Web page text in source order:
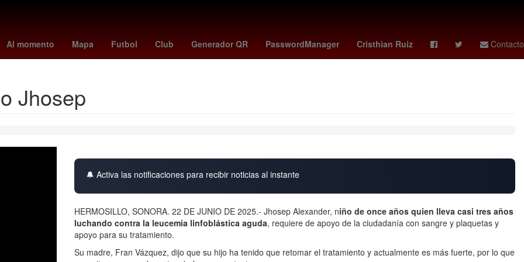
Al momento Mapa Futbol Club Generador QR PasswordManager Cristhian Ruiz Contacto
Nobel de la Paz 2018 China metroid prime 4 masterchef en vivo México Claudia Sheinbaum Pardo Chihuahua
Jhosep
🔔 Activa las notificaciones para recibir noticias al instante
HERMOSILLO, SONORA. 22 DE JUNIO DE 2025.- Jhosep Alexander, niño de once años quien lleva casi tres años
luchando contra la leucemia linfoblástica aguda, requiere de apoyo de la ciudadanía con sangre y plaquetas y
apoyo para su tratamiento.
Su madre, Fran Vázquez, dijo que su hijo ha tenido que retomar el tratamiento y actualmente es más fuerte, por lo que